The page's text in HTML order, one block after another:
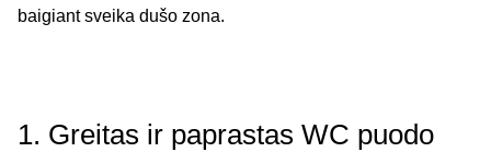
baigiant sveika dušo zona.
1. Greitas ir paprastas WC puodo